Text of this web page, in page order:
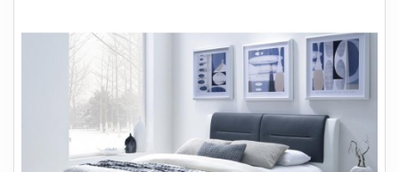
BØRNEMØBLER
KONTORMØBLER
OPBEVARING
+